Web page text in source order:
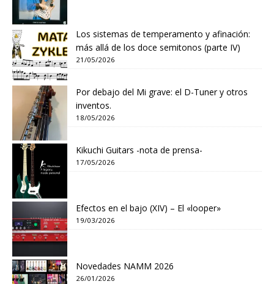
Los sistemas de temperamento y afinación:
más allá de los doce semitonos (parte IV)
21/05/2026
Por debajo del Mi grave: el D-Tuner y otros
inventos.
18/05/2026
Kikuchi Guitars -nota de prensa-
17/05/2026
Efectos en el bajo (XIV) – El «looper»
19/03/2026
Novedades NAMM 2026
26/01/2026